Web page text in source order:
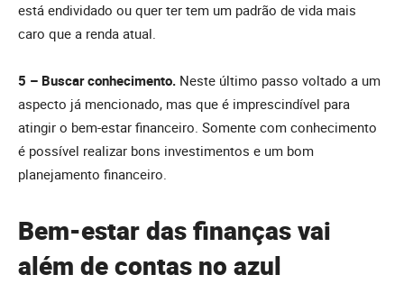
está endividado ou quer ter tem um padrão de vida mais
caro que a renda atual.
5 – Buscar conhecimento. Neste último passo voltado a um
aspecto já mencionado, mas que é imprescindível para
atingir o bem-estar financeiro. Somente com conhecimento
é possível realizar bons investimentos e um bom
planejamento financeiro.
Bem-estar das finanças vai
além de contas no azul